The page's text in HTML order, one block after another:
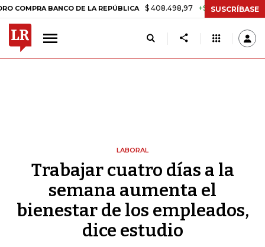
BANCO DE LA REPÚBLICA $ 408.498,97 +$ 8.753,81 +2,19%
SUSCRÍBASE
LABORAL
Trabajar cuatro días a la
semana aumenta el
bienestar de los empleados,
dice estudio